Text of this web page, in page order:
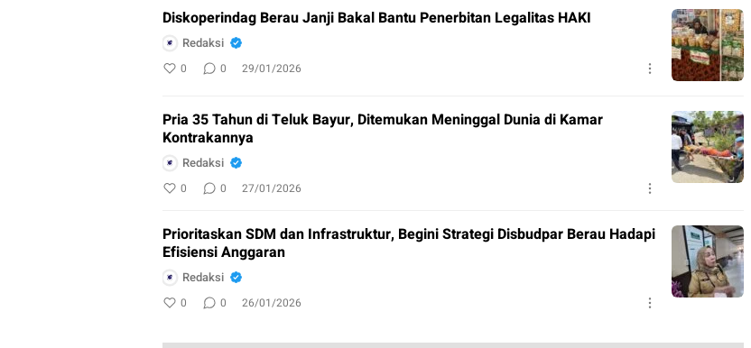
Diskoperindag Berau Janji Bakal Bantu Penerbitan Legalitas HAKI
Redaksi
0 0 29/01/2026
Pria 35 Tahun di Teluk Bayur, Ditemukan Meninggal Dunia di Kamar
Kontrakannya
Redaksi
0 0 27/01/2026
Prioritaskan SDM dan Infrastruktur, Begini Strategi Disbudpar Berau Hadapi
Efisiensi Anggaran
Redaksi
0 0 26/01/2026